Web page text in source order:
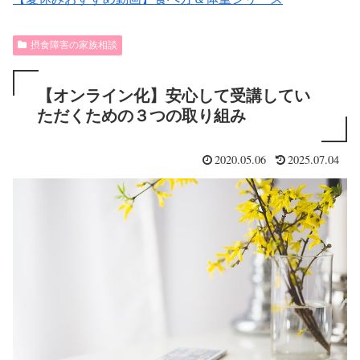
摂食障害の家族相談
【オンライン化】安心して受講してい
ただくための３つの取り組み
2020.05.06 2025.07.04